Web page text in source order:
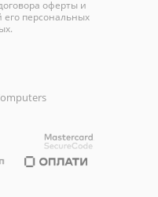
оферты и
его персональных